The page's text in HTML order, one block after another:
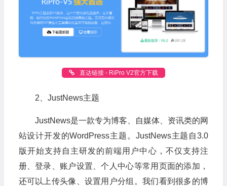
直达链接 - RiPro V2官方下载
2、JustNews主题
JustNews是一款专为博客、自媒体、资讯类的网
站设计开发的WordPress主题。JustNews主题自3.0
版开始支持自主研发的前端用户中心，不仅支持注
册、登录、账户设置、个人中心等常用页面的添加，
还可以上传头像、设置用户分组。我们看到很多的博